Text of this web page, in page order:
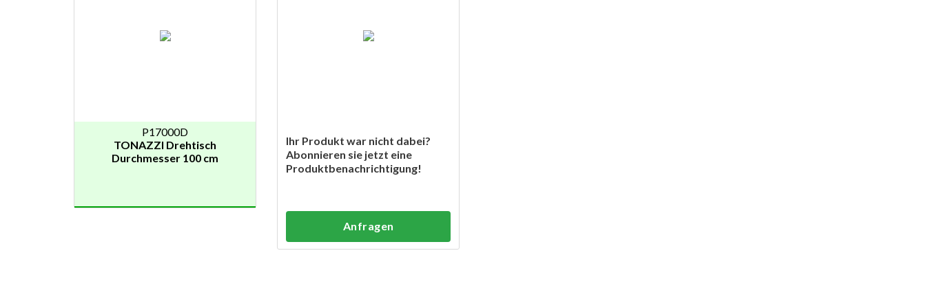
P17000D
TONAZZI Drehtisch
Durchmesser 100 cm
Ihr Produkt war nicht dabei?
Abonnieren sie jetzt eine
Produktbenachrichtigung!
Anfragen